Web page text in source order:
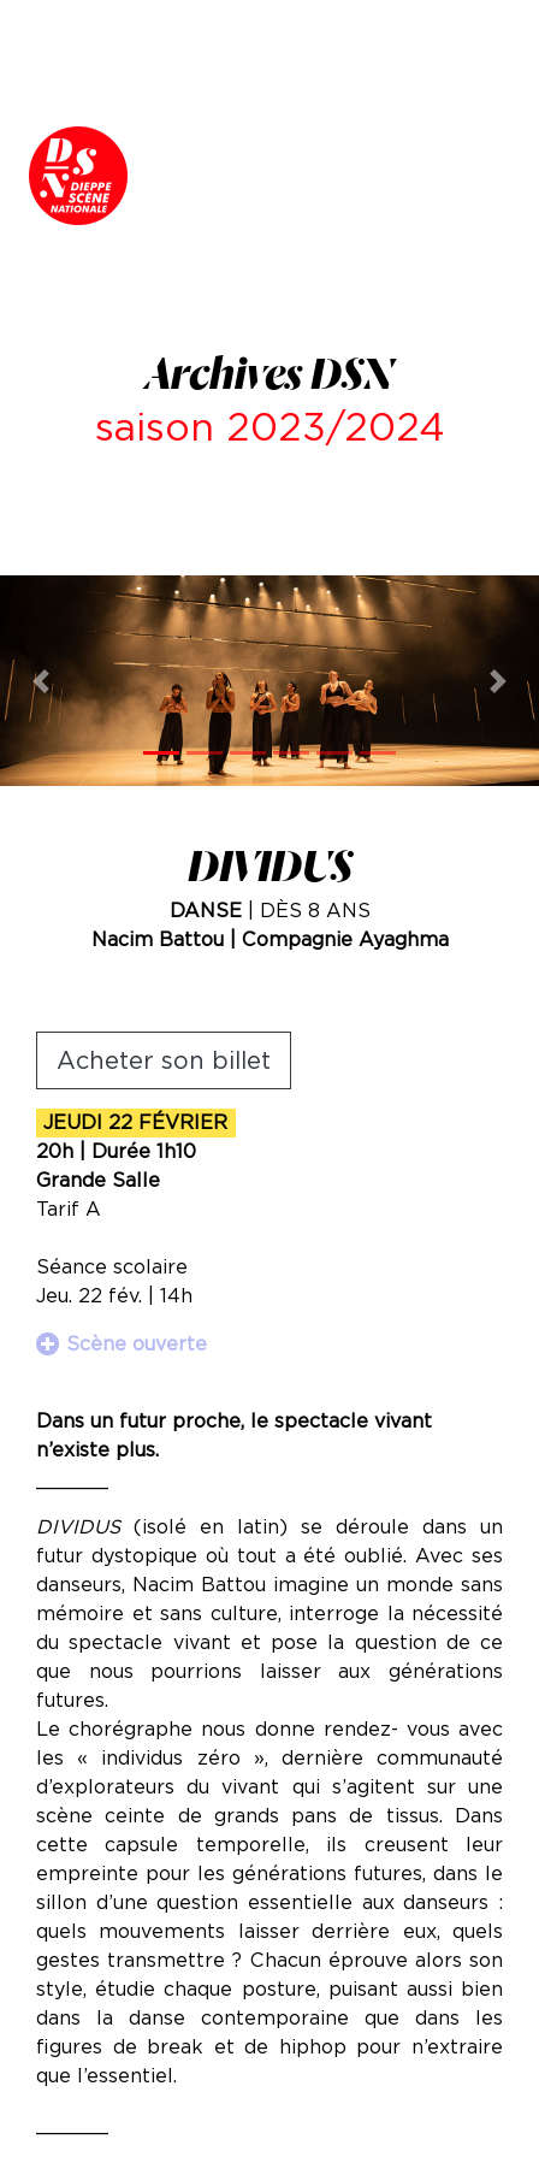
Archives DSN
saison 2023/2024
Previous
DIVIDUS
DANSE| DÈS 8 ANS
Nacim Battou | Compagnie Ayaghma
Acheter son billet
JEUDI 22 FÉVRIER
20h | Durée 1h10
Grande Salle
Tarif A
Séance scolaire
Jeu. 22 fév. | 14h
Scène ouverte
Dans un futur proche, le spectacle vivant
n’existe plus.
DIVIDUS(isolé en latin) se déroule dans un
futur dystopique où tout a été oublié. Avec ses
danseurs, Nacim Battou imagine un monde sans
mémoire et sans culture, interroge la nécessité
du spectacle vivant et pose la question de ce
que nous pourrions laisser aux générations
futures.
Le chorégraphe nous donne rendez- vous avec
les « individus zéro », dernière communauté
d’explorateurs du vivant qui s’agitent sur une
scène ceinte de grands pans de tissus. Dans
cette capsule temporelle, ils creusent leur
empreinte pour les générations futures, dans le
sillon d’une question essentielle aux danseurs :
quels mouvements laisser derrière eux, quels
gestes transmettre ? Chacun éprouve alors son
style, étudie chaque posture, puisant aussi bien
dans la danse contemporaine que dans les
figures de break et de hiphop pour n’extraire
que l’essentiel.